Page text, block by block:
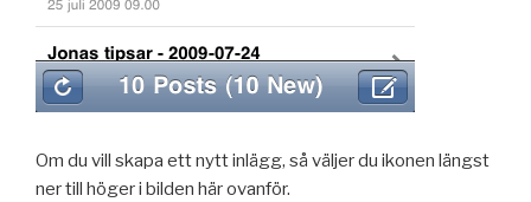
Om du vill skapa ett nytt inlägg, så väljer du ikonen längst
ner till höger i bilden här ovanför.